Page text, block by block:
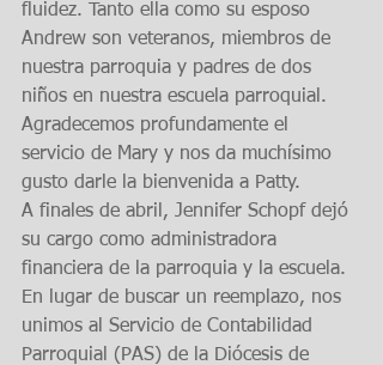
fluidez. Tanto ella como su esposo
Andrew son veteranos, miembros de
nuestra parroquia y padres de dos
niños en nuestra escuela parroquial.
Agradecemos profundamente el
servicio de Mary y nos da muchísimo
gusto darle la bienvenida a Patty.
A finales de abril, Jennifer Schopf dejó
su cargo como administradora
financiera de la parroquia y la escuela.
En lugar de buscar un reemplazo, nos
unimos al Servicio de Contabilidad
Parroquial (PAS) de la Diócesis de